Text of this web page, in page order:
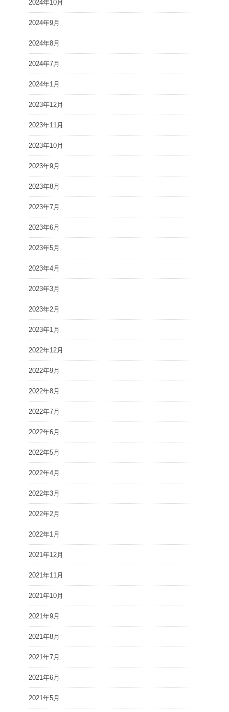
2024年10月
2024年9月
2024年8月
2024年7月
2024年1月
2023年12月
2023年11月
2023年10月
2023年9月
2023年8月
2023年7月
2023年6月
2023年5月
2023年4月
2023年3月
2023年2月
2023年1月
2022年12月
2022年9月
2022年8月
2022年7月
2022年6月
2022年5月
2022年4月
2022年3月
2022年2月
2022年1月
2021年12月
2021年11月
2021年10月
2021年9月
2021年8月
2021年7月
2021年6月
2021年5月